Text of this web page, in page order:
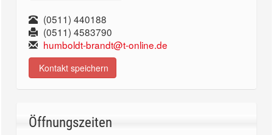
(0511) 440188
(0511) 4583790
humboldt-brandt@t-online.de
Kontakt speichern
Öffnungszeiten